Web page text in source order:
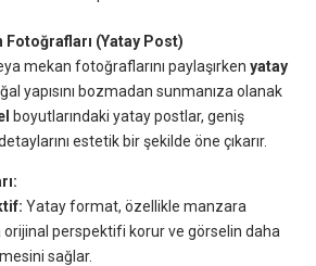
Fotoğrafları (Yatay Post)
mekan fotoğraflarını paylaşırken yatay
yapısını bozmadan sunmanıza olanak
boyutlarındaki yatay postlar, geniş
estetik bir şekilde öne çıkarır.
Yatay format, özellikle manzara
perspektifi korur ve görselin daha
sağlar.